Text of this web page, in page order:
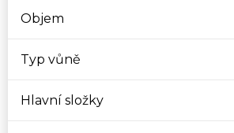
Objem
Typ vůně
Hlavní složky